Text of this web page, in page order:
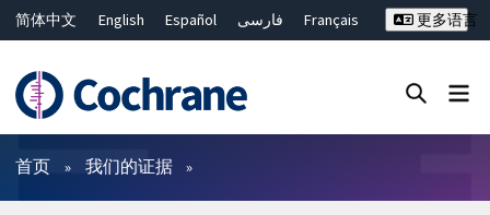
简体中文 English Español فارسی
Français
ไทย
繁體中文
更多语言
过滤
首页 我们的证据